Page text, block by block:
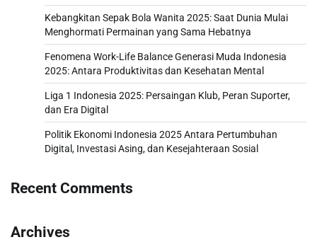
Kebangkitan Sepak Bola Wanita 2025: Saat Dunia Mulai
Menghormati Permainan yang Sama Hebatnya
Fenomena Work-Life Balance Generasi Muda Indonesia
2025: Antara Produktivitas dan Kesehatan Mental
Liga 1 Indonesia 2025: Persaingan Klub, Peran Suporter,
dan Era Digital
Politik Ekonomi Indonesia 2025 Antara Pertumbuhan
Digital, Investasi Asing, dan Kesejahteraan Sosial
Recent Comments
Archives